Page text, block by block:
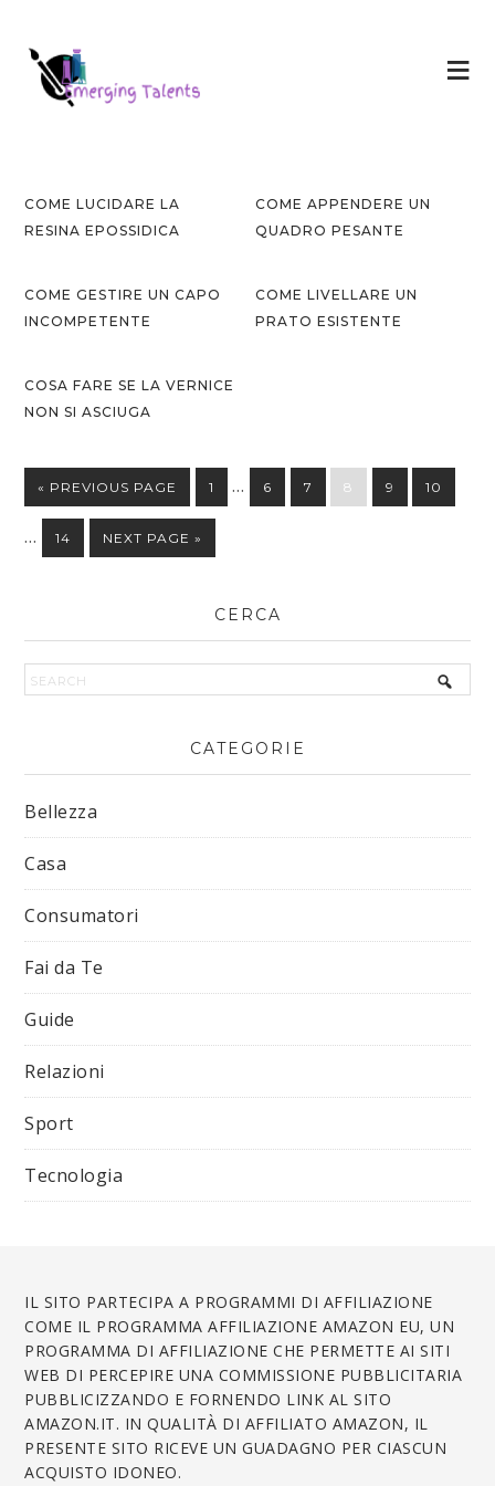
COME LUCIDARE LA
RESINA EPOSSIDICA
COME APPENDERE UN
QUADRO PESANTE
COME GESTIRE UN CAPO
INCOMPETENTE
COME LIVELLARE UN
PRATO ESISTENTE
COSA FARE SE LA VERNICE
NON SI ASCIUGA
« PREVIOUS PAGE 1 … 6 7 8 9 10
… 14 NEXT PAGE »
CERCA
CATEGORIE
Bellezza
Casa
Consumatori
Fai da Te
Guide
Relazioni
Sport
Tecnologia
IL SITO PARTECIPA A PROGRAMMI DI AFFILIAZIONE
COME IL PROGRAMMA AFFILIAZIONE AMAZON EU, UN
PROGRAMMA DI AFFILIAZIONE CHE PERMETTE AI SITI
WEB DI PERCEPIRE UNA COMMISSIONE PUBBLICITARIA
PUBBLICIZZANDO E FORNENDO LINK AL SITO
AMAZON.IT. IN QUALITÀ DI AFFILIATO AMAZON, IL
PRESENTE SITO RICEVE UN GUADAGNO PER CIASCUN
ACQUISTO IDONEO.